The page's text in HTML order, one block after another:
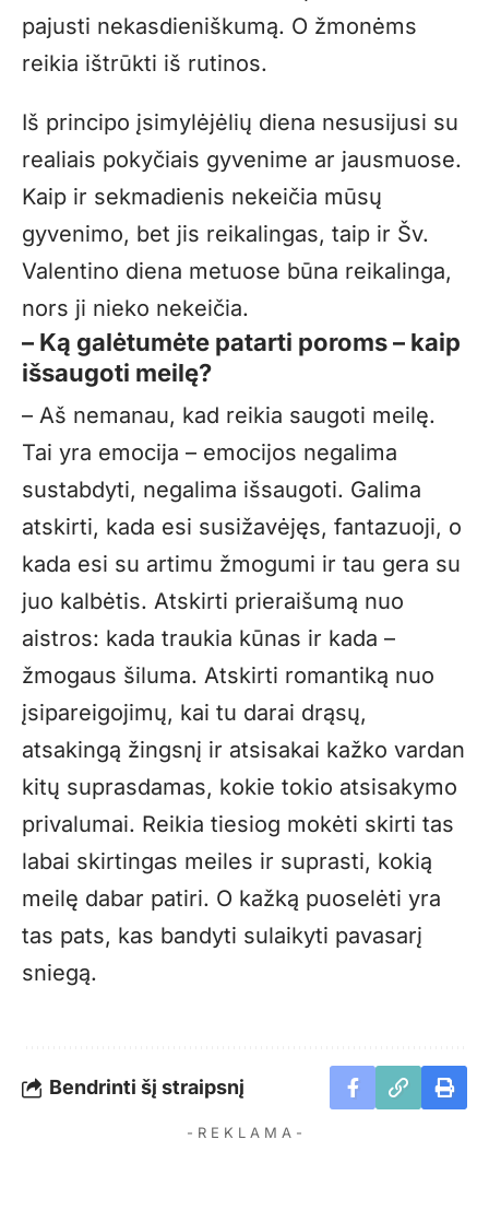
pajusti nekasdieniškumą. O žmonėms
reikia ištrūkti iš rutinos.
Iš principo įsimylėjėlių diena nesusijusi su
realiais pokyčiais gyvenime ar jausmuose.
Kaip ir sekmadienis nekeičia mūsų
gyvenimo, bet jis reikalingas, taip ir Šv.
Valentino diena metuose būna reikalinga,
nors ji nieko nekeičia.
– Ką galėtumėte patarti poroms – kaip
išsaugoti meilę?
– Aš nemanau, kad reikia saugoti meilę.
Tai yra emocija – emocijos negalima
sustabdyti, negalima išsaugoti. Galima
atskirti, kada esi susižavėjęs, fantazuoji, o
kada esi su artimu žmogumi ir tau gera su
juo kalbėtis. Atskirti prieraišumą nuo
aistros: kada traukia kūnas ir kada –
žmogaus šiluma. Atskirti romantiką nuo
įsipareigojimų, kai tu darai drąsų,
atsakingą žingsnį ir atsisakai kažko vardan
kitų suprasdamas, kokie tokio atsisakymo
privalumai. Reikia tiesiog mokėti skirti tas
labai skirtingas meiles ir suprasti, kokią
meilę dabar patiri. O kažką puoselėti yra
tas pats, kas bandyti sulaikyti pavasarį
sniegą.
Bendrinti šį straipsnį
- R E K L A M A -